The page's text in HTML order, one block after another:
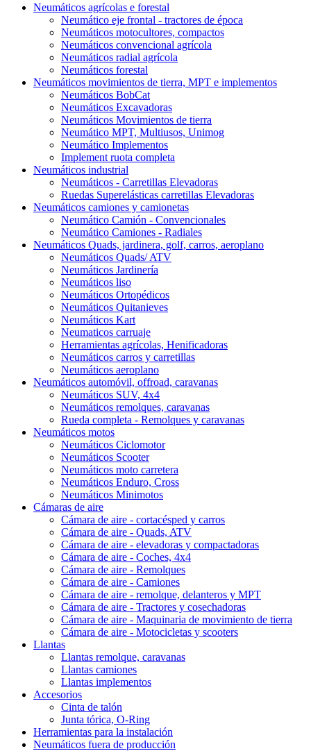
Neumáticos agrícolas e forestal
Neumático eje frontal - tractores de época
Neumáticos motocultores, compactos
Neumáticos convencional agrícola
Neumáticos radial agrícola
Neumáticos forestal
Neumáticos movimientos de tierra, MPT e implementos
Neumáticos BobCat
Neumáticos Excavadoras
Neumáticos Movimientos de tierra
Neumático MPT, Multiusos, Unimog
Neumático Implementos
Implement ruota completa
Neumáticos industrial
Neumáticos - Carretillas Elevadoras
Ruedas Superelásticas carretillas Elevadoras
Neumáticos camiones y camionetas
Neumático Camión - Convencionales
Neumático Camiones - Radiales
Neumáticos Quads, jardinera, golf, carros, aeroplano
Neumáticos Quads/ ATV
Neumáticos Jardinería
Neumáticos liso
Neumáticos Ortopédicos
Neumáticos Quitanieves
Neumáticos Kart
Neumaticos carruaje
Herramientas agrícolas, Henificadoras
Neumáticos carros y carretillas
Neumáticos aeroplano
Neumáticos automóvil, offroad, caravanas
Neumáticos SUV, 4x4
Neumáticos remolques, caravanas
Rueda completa - Remolques y caravanas
Neumáticos motos
Neumáticos Ciclomotor
Neumáticos Scooter
Neumáticos moto carretera
Neumáticos Enduro, Cross
Neumáticos Minimotos
Cámaras de aire
Cámara de aire - cortacésped y carros
Cámara de aire - Quads, ATV
Cámara de aire - elevadoras y compactadoras
Cámara de aire - Coches, 4x4
Cámara de aire - Remolques
Cámara de aire - Camiones
Cámara de aire - remolque, delanteros y MPT
Cámara de aire - Tractores y cosechadoras
Cámara de aire - Maquinaria de movimiento de tierra
Cámara de aire - Motocicletas y scooters
Llantas
Llantas remolque, caravanas
Llantas camiones
Llantas implementos
Accesorios
Cinta de talón
Junta tórica, O-Ring
Herramientas para la instalación
Neumáticos fuera de producción